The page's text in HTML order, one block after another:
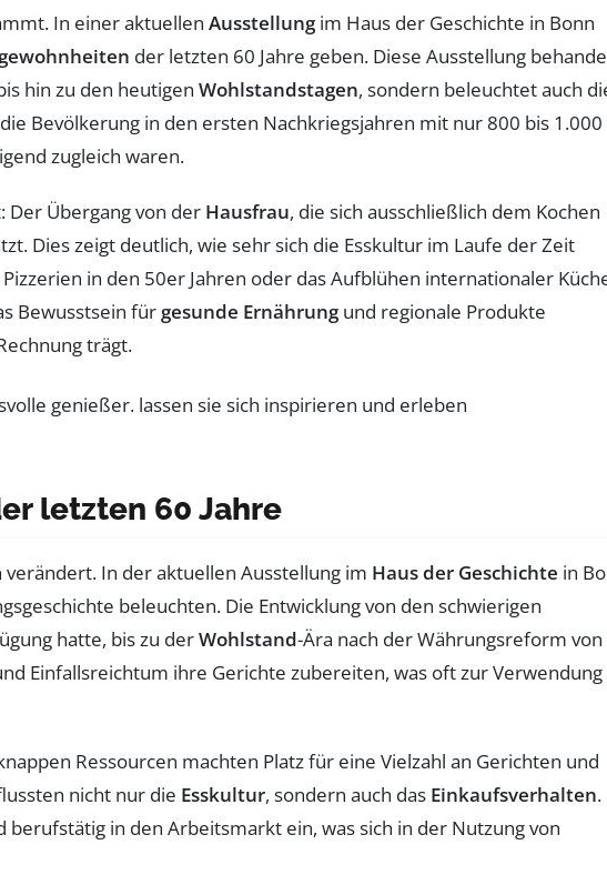
In einer aktuellen Ausstellungim Haus der Geschichte in Bonn
der letzten 60 Jahre geben. Diese Ausstellung
hin zu den heutigen Wohlstandstagen, sondern beleuchtet auch
Bevölkerung in den ersten Nachkriegsjahren mit nur 800 bis 1.000
zugleich waren.
Der Übergang von der Hausfrau, die sich ausschließlich dem Kochen
Dies zeigt deutlich, wie sehr sich die Esskultur im Laufe der Zeit
in den 50er Jahren oder das Aufblühen internationaler
Bewusstsein für gesunde Ernährungund regionale Produkte
trägt.
letzten 60 Jahre
In der aktuellen Ausstellung im Haus der Geschichte in
beleuchten. Die Entwicklung von den schwierigen
hatte, bis zu derWohlstand-Ära nach der Währungsreform von
Einfallsreichtum ihre Gerichte zubereiten, was oft zur Verwendung
Ressourcen machten Platz für eine Vielzahl an Gerichten und
nicht nur die Esskultur, sondern auch das Einkaufsverhalten.
in den Arbeitsmarkt ein, was sich in der Nutzung von